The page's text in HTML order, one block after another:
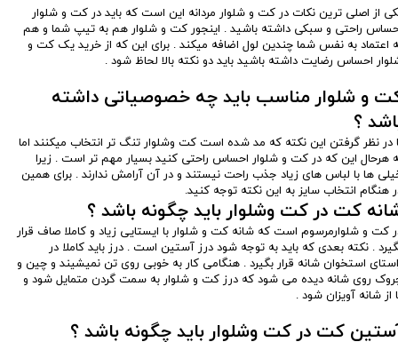
از اصلی ترین نکات در کت و شلوار مردانه این است که باید در کت و شلوار
راحتی و سبکی داشته باشید . اینجور کت و شلوار هم به تیپ شما و هم
اعتماد به نفس شما چندین لول اضافه میکند . برای این که از خرید یک کت و
احساس رضایت داشته باشید باید دو نکته بالا لحاظ شود .
و شلوار مناسب باید چه خصوصیاتی داشته
؟
در نظر گرفتن این نکته که مد شده است کت وشلوار تنگ تر انتخاب میکنند اما
هرحال این که در کت و شلوار احساس راحتی کنید بسیار مهم تر است . زیرا
ها با لباس های زیاد جذب راحت نیستند و در آن آرامش ندارند . برای همین
هنگام انتخاب سایز به این نکته توجه کنید.
کت در کت وشلوار باید چگونه باشد ؟
کت و شلوارمرسوم است که شانه کت و شلوار با ایستایی زیاد و کاملا صاف قرار
. نکته بعدی که باید به توجه شود درز آستین است . درز باید کاملا در
استخوان شانه قرار بگیرد . هنگامی کار به خوبی روی تن نمیشیند و چین و
روی شانه دیده می شود که درز کت و شلوار به سمت گردن متمایل شود و
از شانه آویزان شود .
کت در کت وشلوار باید چگونه باشد ؟